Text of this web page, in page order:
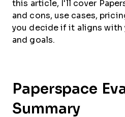
this article, I'll cover
and cons, use cases,
you decide if it aligns with
and goals.
Paperspace
Summary